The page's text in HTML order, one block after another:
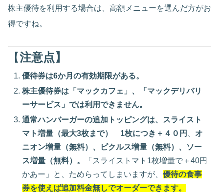
株主優待を利用する場合は、高額メニューを選んだ方がお
得ですね。
【注意点】
優待券は6か月の有効期限がある。
株主優待券は「マックカフェ」、「マックデリバリ
ーサービス」では利用できません。
通常ハンバーガーの追加トッピングは、
スライスト
マト増量（最大3枚まで） 1枚につき＋４０円
オ
ニオン増量（無料）、ピクルス増量（無料）、ソー
ス増量（無料）。
「スライストマト1枚増量で＋40円
かあー」と、ためらってしまいますが、優待の食事
券を使えば追加料金無しでオーダーできます。